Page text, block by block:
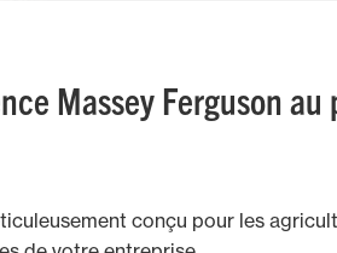
Massey Ferguson au
conçu pour les